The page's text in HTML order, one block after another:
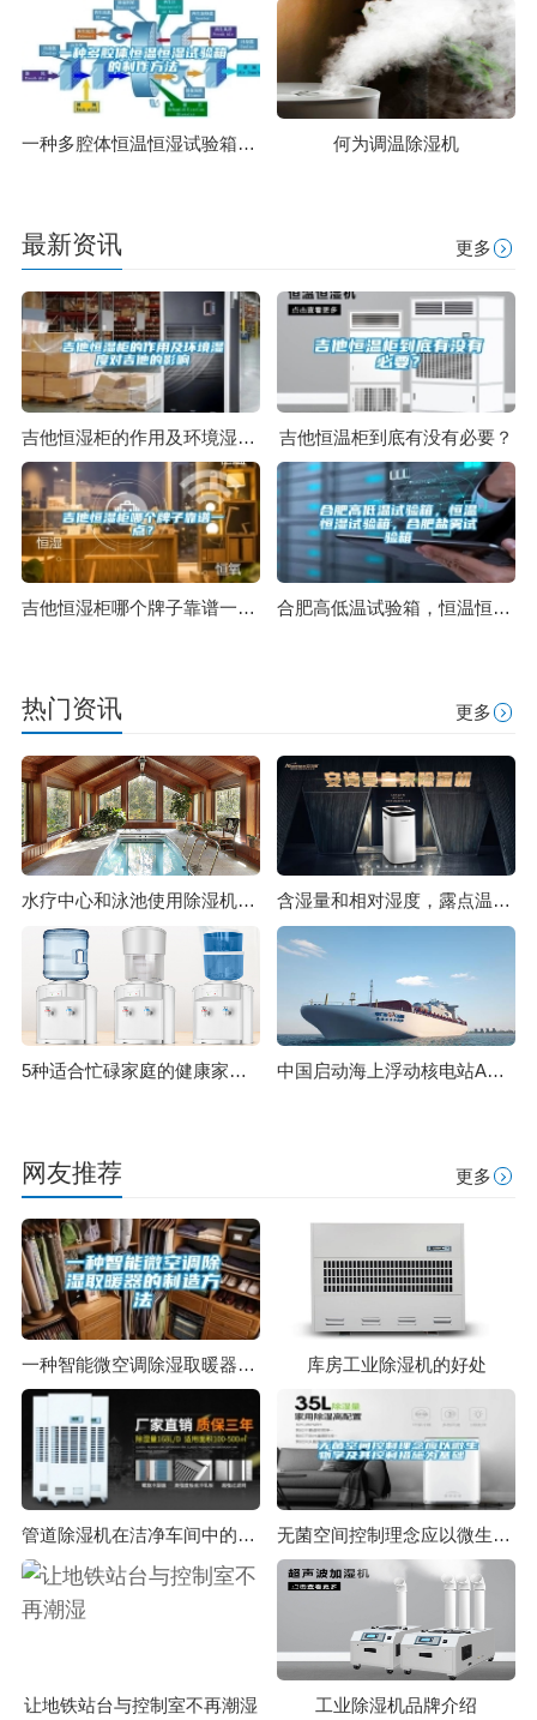
一种多腔体恒温恒湿试验箱的制作方法 何为调温除湿机
最新资讯 更多
吉他恒湿柜的作用及环境湿度对吉他的影响 吉他恒温柜到底有没有必要？
吉他恒湿柜哪个牌子靠谱一点？ 合肥高低温试验箱，恒温恒湿试验箱，合肥盐雾试验箱
热门资讯 更多
水疗中心和泳池使用除湿机的5个好处_除湿机厂家 含湿量和相对湿度，露点温度的含义
5种适合忙碌家庭的健康家电 家电除湿机 中国启动海上浮动核电站ACPR50S实验堆建设 将为海岛供电
网友推荐 更多
一种智能微空调除湿取暖器的制造方法 库房工业除湿机的好处
管道除湿机在洁净车间中的应用 无菌空间控制理念应以微生物学及其控制措施为基础
让地铁站台与控制室不再潮湿 工业除湿机品牌介绍